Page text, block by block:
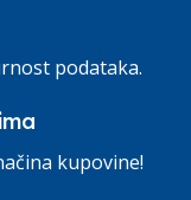
podataka.
kupovine!